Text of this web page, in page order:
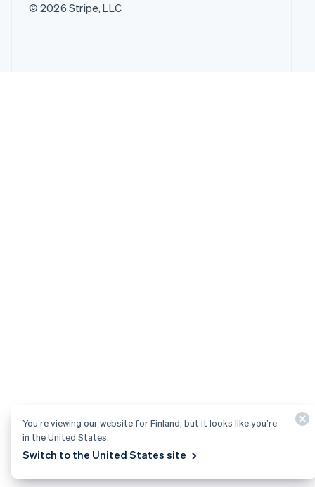
© 2026 Stripe, LLC
You’re viewing our website for Finland, but it looks like you’re
in the United States.
Switch to the United States site